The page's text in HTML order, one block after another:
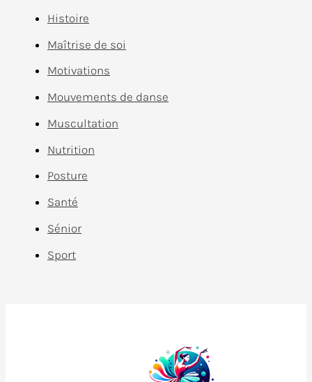
Histoire
Maîtrise de soi
Motivations
Mouvements de danse
Muscultation
Nutrition
Posture
Santé
Sénior
Sport